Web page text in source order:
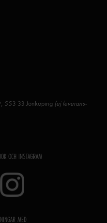
553 33 Jönköping (ej leverans-
OCH INSTAGRAM
MED